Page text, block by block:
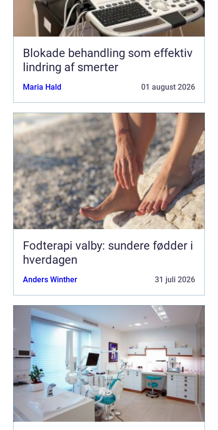
Blokade behandling som effektiv
lindring af smerter
Maria Hald 01 august 2026
Fodterapi valby: sundere fødder i
hverdagen
Anders Winther 31 juli 2026